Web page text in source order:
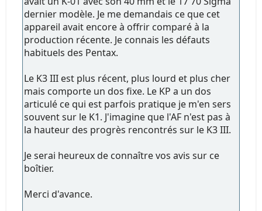
dernier modèle. Je me demandais ce que cet
appareil avait encore à offrir comparé à la
production récente. Je connais les défauts
habituels des Pentax.
Le K3 III est plus récent, plus lourd et plus cher
mais comporte un dos fixe. Le KP a un dos
articulé ce qui est parfois pratique je m'en sers
souvent sur le K1. J'imagine que l'AF n'est pas à
la hauteur des progrès rencontrés sur le K3 III.
Je serai heureux de connaître vos avis sur ce
boîtier.
Merci d'avance.